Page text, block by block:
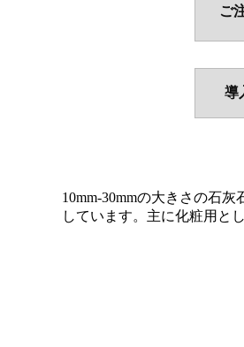
ご
導
10mm-30mmの大きさの石
しています。主に化粧用と